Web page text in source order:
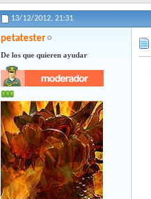
13/12/2012, 21:31
petatester
De los que quieren ayudar